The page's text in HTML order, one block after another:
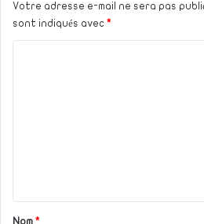
Votre adresse e-mail ne sera pas
sont indiqués avec *
a
Nom *